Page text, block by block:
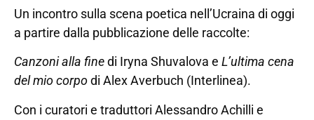
Un incontro sulla scena poetica nell’Ucraina di oggi
a partire dalla pubblicazione delle raccolte:
Canzoni alla finedi Iryna Shuvalova e L’ultima cena
del mio corpodi Alex Averbuch (Interlinea).
Con i curatori e traduttori Alessandro Achilli e